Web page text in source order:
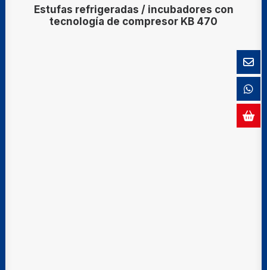
Estufas refrigeradas / incubadores con
tecnología de compresor KB 470